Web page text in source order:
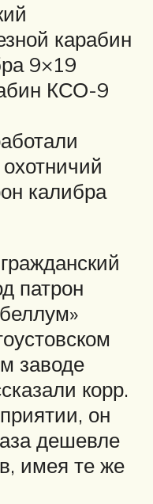
карабин
9×19
КСО-9
калибра
патрон
заводе
корр.
он
дешевле
имея те же